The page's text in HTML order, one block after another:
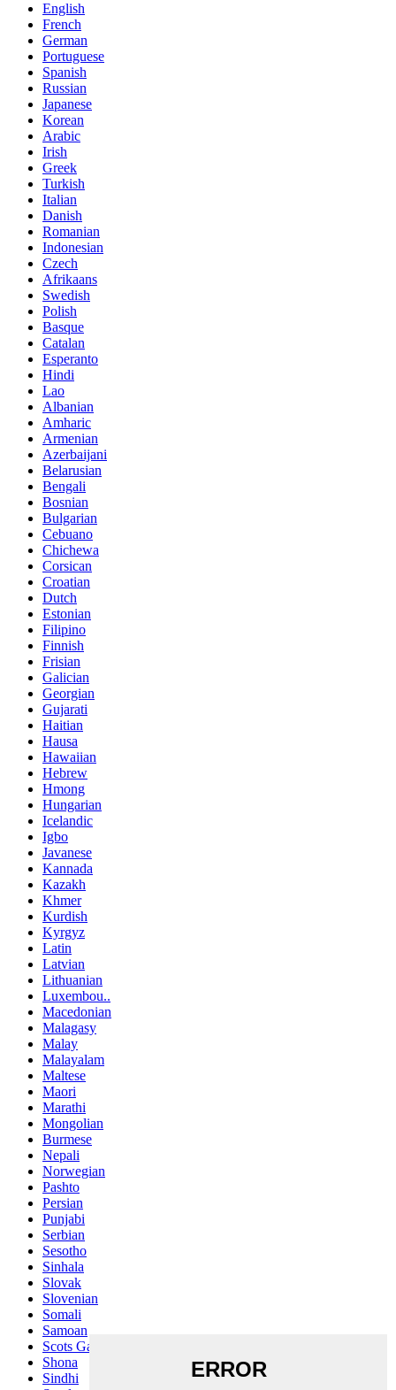
English
French
German
Portuguese
Spanish
Russian
Japanese
Korean
Arabic
Irish
Greek
Turkish
Italian
Danish
Romanian
Indonesian
Czech
Afrikaans
Swedish
Polish
Basque
Catalan
Esperanto
Hindi
Lao
Albanian
Amharic
Armenian
Azerbaijani
Belarusian
Bengali
Bosnian
Bulgarian
Cebuano
Chichewa
Corsican
Croatian
Dutch
Estonian
Filipino
Finnish
Frisian
Galician
Georgian
Gujarati
Haitian
Hausa
Hawaiian
Hebrew
Hmong
Hungarian
Icelandic
Igbo
Javanese
Kannada
Kazakh
Khmer
Kurdish
Kyrgyz
Latin
Latvian
Lithuanian
Luxembou..
Macedonian
Malagasy
Malay
Malayalam
Maltese
Maori
Marathi
Mongolian
Burmese
Nepali
Norwegian
Pashto
Persian
Punjabi
Serbian
Sesotho
Sinhala
Slovak
Slovenian
Somali
Samoan
Scots Gaelic
Shona
Sindhi